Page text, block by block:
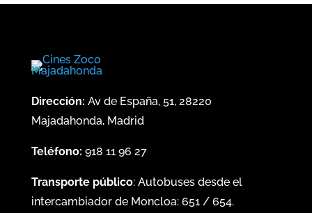
Dirección: Av de España, 51, 28220
Majadahonda, Madrid
Teléfono: 918 11 96 27
Transporte público: Autobuses desde el
intercambiador de Moncloa: 651/ 654.